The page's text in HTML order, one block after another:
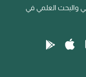
والبحث العلمي في